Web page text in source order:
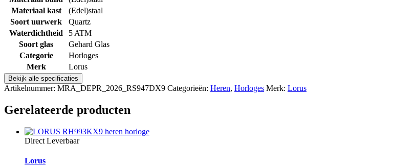
Materiaal kast
(Edel)staal
Soort uurwerk
Quartz
Waterdichtheid
5 ATM
Soort glas
Gehard Glas
Categorie
Horloges
Merk
Lorus
Bekijk alle specificaties
Artikelnummer: MRA_DEPR_2026_RS947DX9 Categorieën: Heren, Horloges Merk: Lorus
Gerelateerde producten
Direct Leverbaar
Lorus